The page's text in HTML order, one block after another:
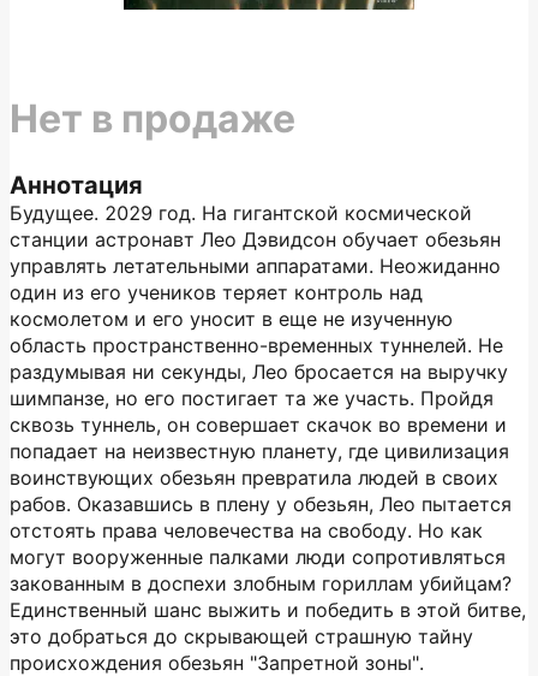
Аннотация
Будущее. 2029 год. На гигантской космической
станции астронавт Лео Дэвидсон обучает обезьян
управлять летательными аппаратами. Неожиданно
один из его учеников теряет контроль над
космолетом и его уносит в еще не изученную
область пространственно-временных туннелей. Не
раздумывая ни секунды, Лео бросается на выручку
шимпанзе, но его постигает та же участь. Пройдя
сквозь туннель, он совершает скачок во времени и
попадает на неизвестную планету, где цивилизация
воинствующих обезьян превратила людей в своих
рабов. Оказавшись в плену у обезьян, Лео пытается
отстоять права человечества на свободу. Но как
могут вооруженные палками люди сопротивляться
закованным в доспехи злобным гориллам убийцам?
Единственный шанс выжить и победить в этой битве,
это добраться до скрывающей страшную тайну
происхождения обезьян "Запретной зоны".
Нет в продаже